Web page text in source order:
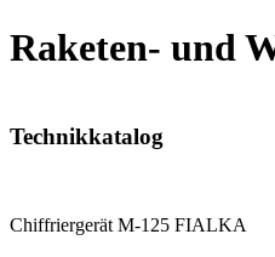
Raketen- und
Technikkatalog
Chiffriergerät M-125 FIALKA